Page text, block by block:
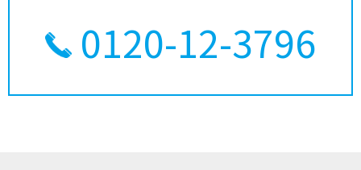
0120-12-3796